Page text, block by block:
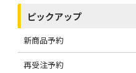
ピックアップ
新商品予約
再受注予約